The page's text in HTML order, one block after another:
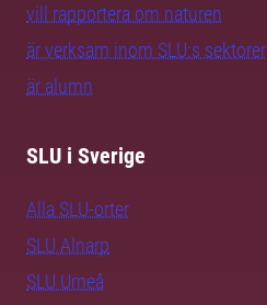
vill rapportera om naturen
är verksam inom SLU:s sektorer
är alumn
SLU i Sverige
Alla SLU-orter
SLU Alnarp
SLU Umeå